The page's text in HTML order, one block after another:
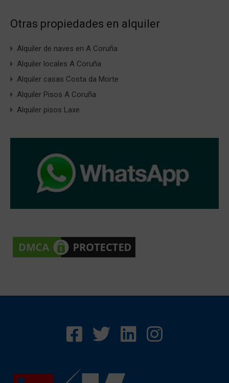
Otras propiedades en alquiler
Alquiler de naves en A Coruña
Alquiler locales A Coruña
Alquiler casas Costa da Morte
Alquiler Pisos A Coruña
Alquiler pisos Laxe